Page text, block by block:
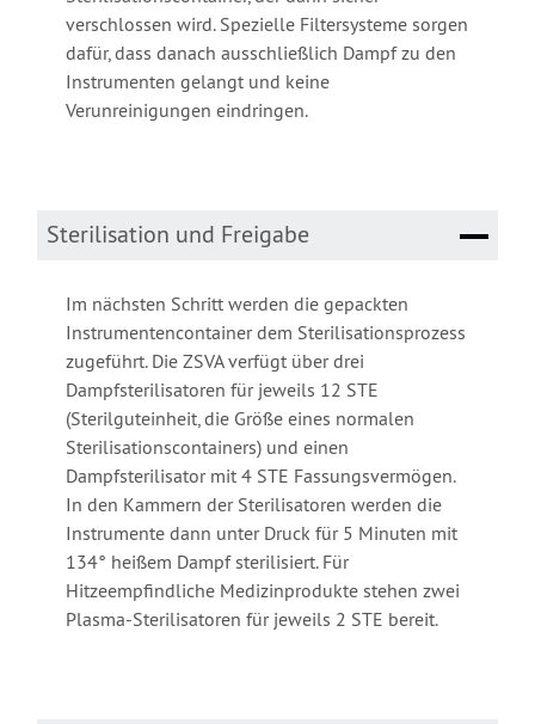
verschlossen wird. Spezielle Filtersysteme sorgen
dafür, dass danach ausschließlich Dampf zu den
Instrumenten gelangt und keine
Verunreinigungen eindringen.
Sterilisation und Freigabe
Im nächsten Schritt werden die gepackten
Instrumentencontainer dem Sterilisationsprozess
zugeführt. Die ZSVA verfügt über drei
Dampfsterilisatoren für jeweils 12 STE
(Sterilguteinheit, die Größe eines normalen
Sterilisationscontainers) und einen
Dampfsterilisator mit 4 STE Fassungsvermögen.
In den Kammern der Sterilisatoren werden die
Instrumente dann unter Druck für 5 Minuten mit
134° heißem Dampf sterilisiert. Für
Hitzeempfindliche Medizinprodukte stehen zwei
Plasma-Sterilisatoren für jeweils 2 STE bereit.